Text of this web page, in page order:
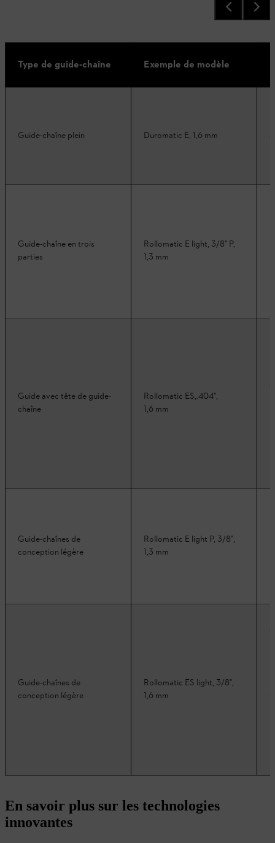
Type de guide-chaîne Exemple de modèle
Guide-chaîne plein Duromatic E, 1,6 mm
Guide-chaîne en trois
parties
Rollomatic E light, 3/8" P,
1,3 mm
Guide avec tête de guide-
chaîne
Rollomatic ES,.404",
1,6 mm
Guide-chaînes de
conception légère
Rollomatic E light P, 3/8",
1,3 mm
Guide-chaînes de
conception légère
Rollomatic ES light, 3/8",
1,6 mm
En savoir plus sur les technologies
innovantes